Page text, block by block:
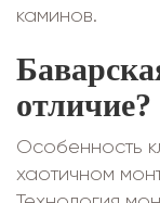
каминов.
отличие?
Особенность
хаотичном